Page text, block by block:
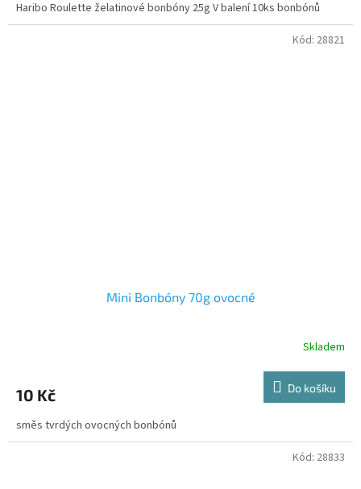
Haribo Roulette želatinové bonbóny 25g V balení 10ks bonbónů
Mini Bonbóny 70g ovocné
Skladem
10 Kč Do košíku
směs tvrdých ovocných bonbónů
Kód: 28821
Kód: 28833